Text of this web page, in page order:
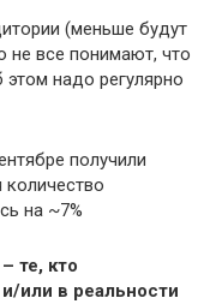
(меньше будут
не все понимают, что
надо регулярно
получили
на ~7%
те, кто
или в реальности